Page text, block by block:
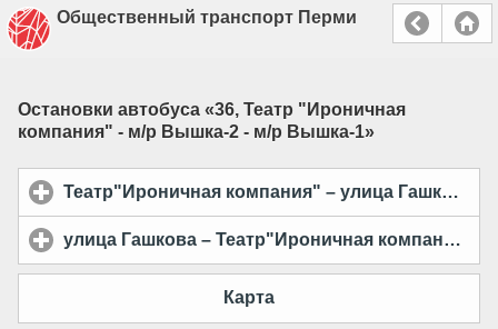
Общественный транспорт Перми
Остановки автобуса «36, Театр "Ироничная
компания" - м/р Вышка-2 - м/р Вышка-1»
Театр"Ироничная компания" – улица Гашкова
улица Гашкова – Театр"Ироничная компания"
Карта